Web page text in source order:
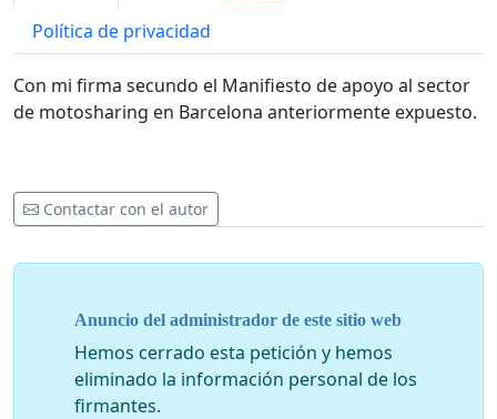
Política de privacidad
Con mi firma secundo el Manifiesto de apoyo al sector
de motosharing en Barcelona anteriormente expuesto.
Contactar con el autor
Anuncio del administrador de este sitio web
Hemos cerrado esta petición y hemos
eliminado la información personal de los
firmantes.